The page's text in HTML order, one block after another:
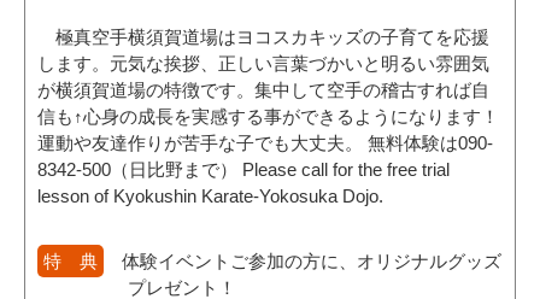
極真空手横須賀道場はヨコスカキッズの子育てを応援
します。元気な挨拶、正しい言葉づかいと明るい雰囲気
が横須賀道場の特徴です。集中して空手の稽古すれば自
信も↑心身の成長を実感する事ができるようになります！
運動や友達作りが苦手な子でも大丈夫。 無料体験は090-
8342-500（日比野まで） Please call for the free trial
lesson of Kyokushin Karate-Yokosuka Dojo.
特 典
体験イベントご参加の方に、オリジナルグッズ
プレゼント！